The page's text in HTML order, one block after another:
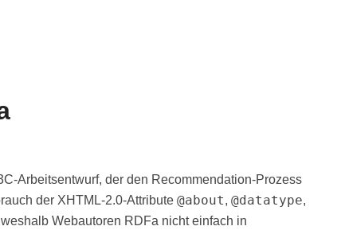
Arbeitsentwurf, der den Recommendation-Prozess
der XHTML-2.0-Attribute @about, @datatype,
Webautoren RDFa nicht einfach in